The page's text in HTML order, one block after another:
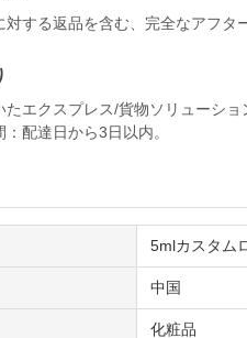
する返品を含む、完全なアフタ
たエクスプレス/貨物ソリューシ
配達日から3日以内。
5mlカスタム
中国
化粧品